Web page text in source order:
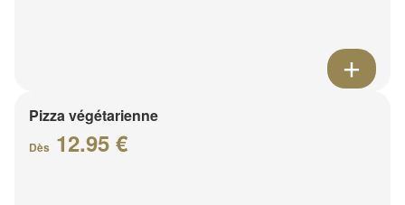
Pizza végétarienne
Dès 12.95 €